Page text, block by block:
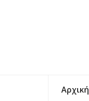
Αρχική